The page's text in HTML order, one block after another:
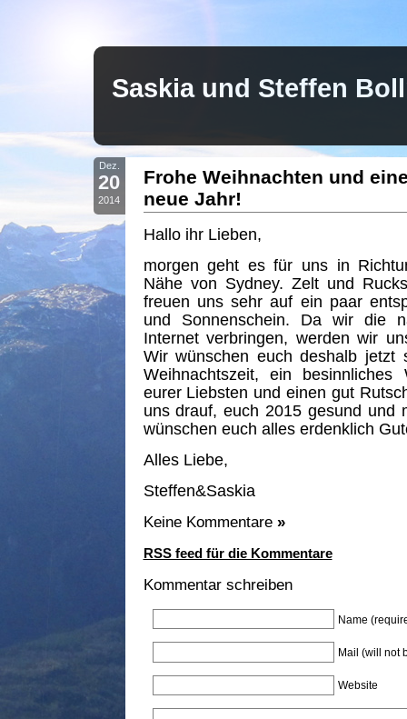
Saskia und Steffen
Dez.
20
2014
Frohe Weihnachten und
neue Jahr!
Hallo ihr Lieben,
morgen geht es für uns in
Nähe von Sydney. Zelt und
freuen uns sehr auf ein paar
und Sonnenschein. Da wir die
Internet verbringen, werden wir
Wir wünschen euch deshalb jetzt
Weihnachtszeit, ein besinnliches
eurer Liebsten und einen gut
uns drauf, euch 2015 gesund und
wünschen euch alles erdenklich
Alles Liebe,
Steffen&Saskia
Keine Kommentare »
RSS feed für die Kommentare
Kommentar schreiben
Name
Mail (will not
Website